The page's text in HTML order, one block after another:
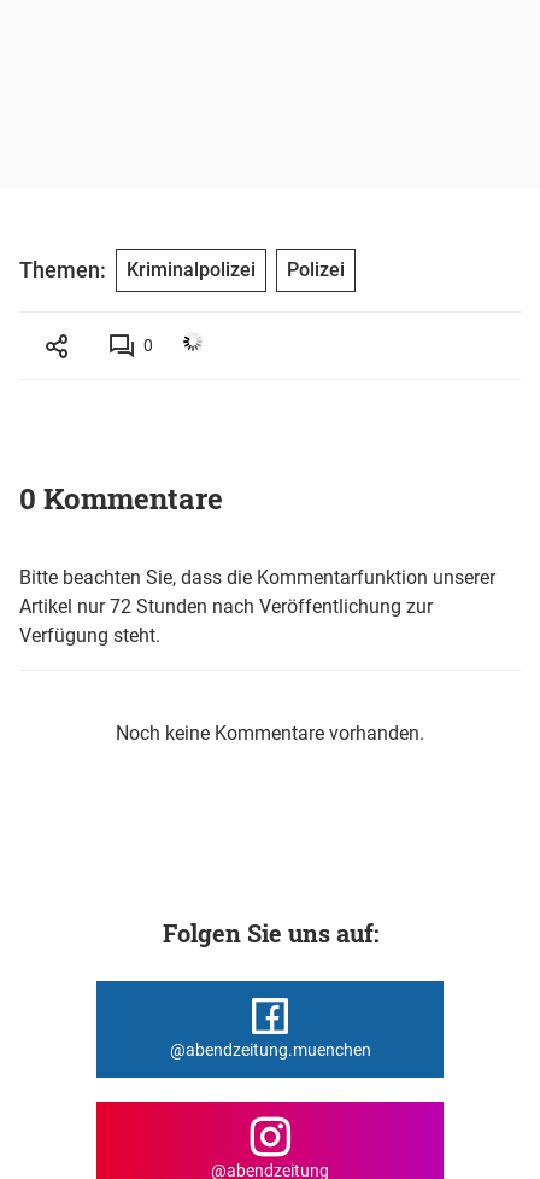
Themen: Kriminalpolizei Polizei
0
0 Kommentare
Bitte beachten Sie, dass die Kommentarfunktion unserer
Artikel nur 72 Stunden nach Veröffentlichung zur
Verfügung steht.
Noch keine Kommentare vorhanden.
Folgen Sie uns auf:
@abendzeitung.muenchen
@abendzeitung